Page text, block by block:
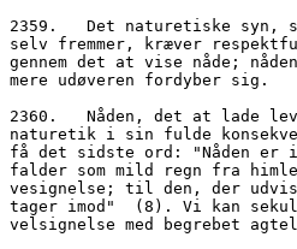
2359.   Det naturetiske syn,
selv fremmer, kræver
gennem det at vise nåde;
mere udøveren fordyber sig.
2360.   Nåden, det at lade
naturetik i sin fulde
få det sidste ord: "Nåden er
falder som mild regn fra
vesignelse; til den, der
tager imod"  (8). Vi kan
velsignelse med begrebet